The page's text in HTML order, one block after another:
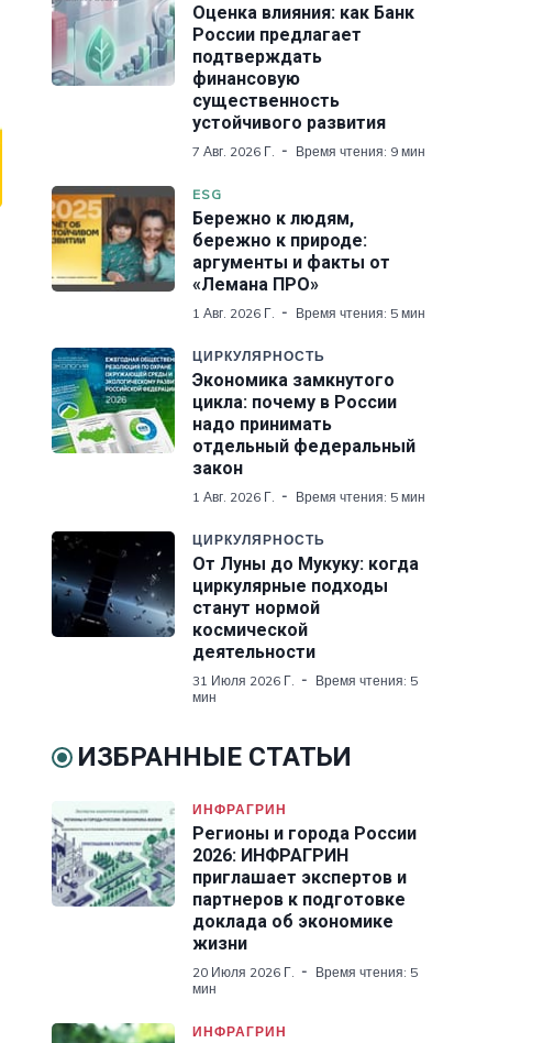
Оценка влияния: как Банк
России предлагает
подтверждать
финансовую
существенность
устойчивого развития
7 Авг. 2026 Г. Время чтения: 9 мин
ESG
Бережно к людям,
бережно к природе:
аргументы и факты от
«Лемана ПРО»
1 Авг. 2026 Г. Время чтения: 5 мин
ЦИРКУЛЯРНОСТЬ
Экономика замкнутого
цикла: почему в России
надо принимать
отдельный федеральный
закон
1 Авг. 2026 Г. Время чтения: 5 мин
ЦИРКУЛЯРНОСТЬ
От Луны до Мукуку: когда
циркулярные подходы
станут нормой
космической
деятельности
31 Июля 2026 Г.
Время чтения: 5
мин
ИЗБРАННЫЕ СТАТЬИ
ИНФРАГРИН
Регионы и города России
2026: ИНФРАГРИН
приглашает экспертов и
партнеров к подготовке
доклада об экономике
жизни
20 Июля 2026 Г.
Время чтения: 5
мин
ИНФРАГРИН